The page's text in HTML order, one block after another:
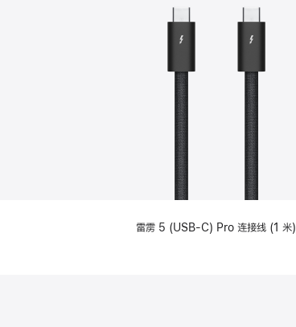
雷雳 5 (USB-C) Pro 连接线 (1 米)